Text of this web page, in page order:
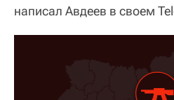
написал Авдеев в своем